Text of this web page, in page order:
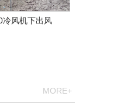
冷风机下出风
MORE+